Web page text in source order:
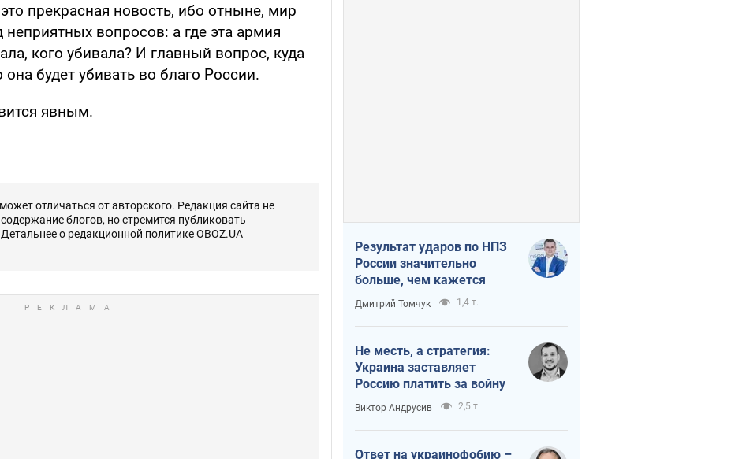
прекрасная новость, ибо отныне, мир
вопросов: а где эта армия
кого убивала? И главный вопрос, куда
будет убивать во благо России.
явным.
отличаться от авторского. Редакция сайта не
содержание блогов, но стремится публиковать
о редакционной политике OBOZ.UA
Результат ударов по НПЗ
России значительно
больше, чем кажется
Дмитрий Томчук 1,4 т.
Не месть, а стратегия:
Украина заставляет
Россию платить за войну
Виктор Андрусив 2,5 т.
Ответ на украинофобию –